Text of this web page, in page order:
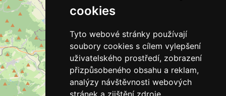
cookies
Tyto webové stránky používají
soubory cookies s cílem vylepšení
uživatelského prostředí, zobrazení
přizpůsobeného obsahu a reklam,
analýzy návštěvnosti webových
stránek a zjištění zdroje